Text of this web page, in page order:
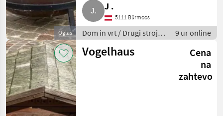
Oglas
J .
5111 Bürmoos
Dom in vrt / Drugi stroji
za dom in vrt
9 ur online
Vogelhaus
Cena
na
zahtevo